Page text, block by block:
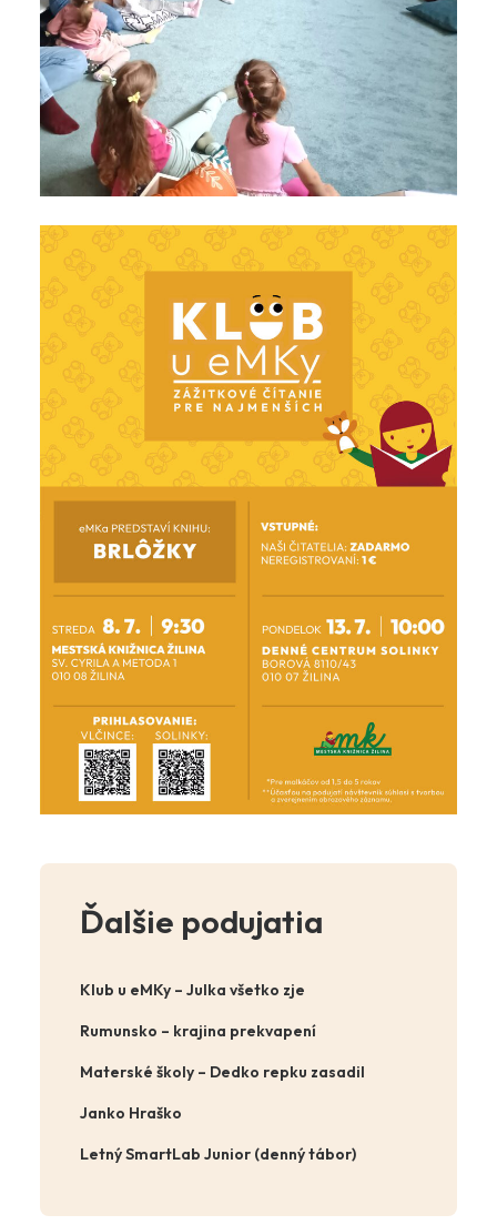
Ďalšie podujatia
Klub u eMKy – Julka všetko zje
Rumunsko – krajina prekvapení
Materské školy – Dedko repku zasadil
Janko Hraško
Letný SmartLab Junior (denný tábor)